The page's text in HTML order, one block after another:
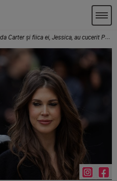
au cucerit Parisul. Un duo, impresionant la Săptămâna Modei din capitala franceză